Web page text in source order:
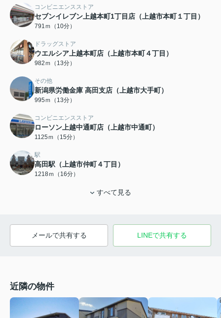
コンビニエンスストア
セブンイレブン上越本町1丁目店（上越市本町１丁目）
791ｍ（10分）
ドラッグストア
ウエルシア上越本町店（上越市本町４丁目）
982ｍ（13分）
その他
新潟県労働金庫 高田支店（上越市大手町）
995ｍ（13分）
コンビニエンスストア
ローソン上越中通町店（上越市中通町）
1125ｍ（15分）
駅
高田駅（上越市仲町４丁目）
1218ｍ（16分）
すべて見る
メールで共有する LINEで共有する
近隣の物件